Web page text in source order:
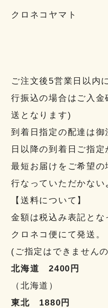
クロネコヤマト
ご注文後5営業日以内
行振込の場合はご入
送となります)
到着日指定の配達は
日以降の到着日ご指定
最短お届けをご希望
行なっていただかない
【送料について】
金額は税込み表記とな
クロネコ便にて発送。
(ご指定はできません
北海道 2400円
（北海道）
東北 1880円